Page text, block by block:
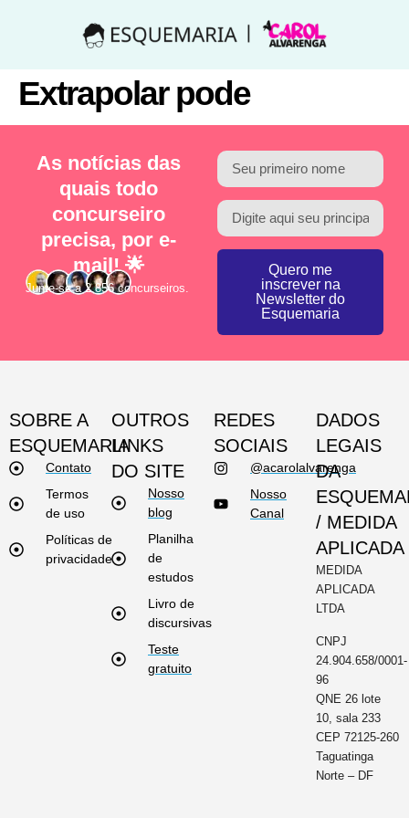
Extrapolar pode
As notícias das
quais todo
concurseiro
precisa, por e-
mail! 🌟
Junte-se a 2.856 concurseiros.
Quero me
inscrever na
Newsletter do
Esquemaria
SOBRE A
ESQUEMARIA
Contato
Termos
de uso
Políticas de
privacidade
OUTROS
LINKS
DO SITE
Nosso
blog
Planilha
de
estudos
Livro de
discursivas
Teste
gratuito
REDES
SOCIAIS
@acarolalvarenga
Nosso
Canal
DADOS
LEGAIS
DA
/ MEDIDA
APLICADA
MEDIDA
APLICADA
LTDA
CNPJ
24.904.658/0001-
96
QNE 26 lote
10, sala 233
CEP 72125-260
Taguatinga
Norte – DF